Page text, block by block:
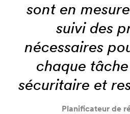
sont en
suivi des
nécessaires
chaque
sécuritaire et
Planificateur de